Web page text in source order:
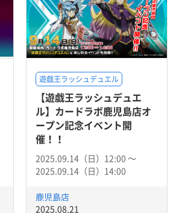
遊戯王ラッシュデュエル
【遊戯王ラッシュデュエ
ル】カードラボ鹿児島店オ
ープン記念イベント開
催！！
2025.09.14（日）12:00 〜
2025.09.14（日）14:00
鹿児島店
2025.08.21